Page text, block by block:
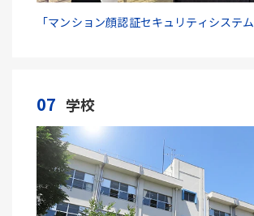
「マンション顔認証セキュリティシステム
07 学校